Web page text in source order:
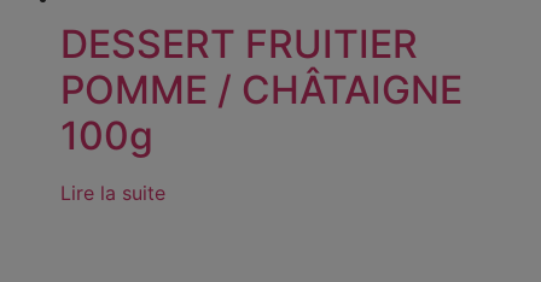
DESSERT FRUITIER
POMME / CHÂTAIGNE
100g
Lire la suite